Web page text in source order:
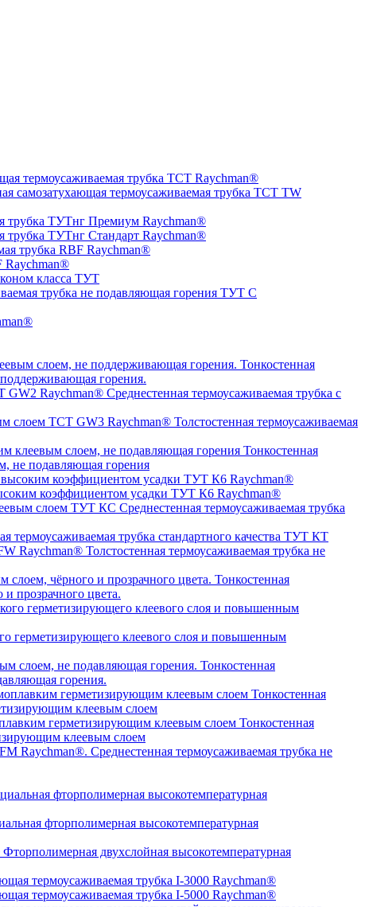
термоусаживаемая трубка ТCT Raychman®
самозатухающая термоусаживаемая трубка ТCT TW
трубка ТУТнг Премиум Raychman®
трубка ТУТнг Стандарт Raychman®
трубка RBF Raychman®
Raychman®
класса ТУТ
трубка не подавляющая горения ТУТ С
Тонкостенная
горения.
Среднестенная термоусаживаемая трубка c
Толстостенная термоусаживаемая
Тонкостенная
не подавляющая горения
коэффициентом усадки ТУТ К6 Raychman®
Среднестенная термоусаживаемая трубка
термоусаживаемая трубка стандартного качества ТУТ КТ
Толстостенная термоусаживаемая трубка не
Тонкостенная
прозрачного цвета.
герметизирующего клеевого слоя и повышенным
Тонкостенная
горения.
Тонкостенная
клеевым слоем
Тонкостенная
клеевым слоем
Среднестенная термоусаживаемая трубка не
фторполимерная высокотемпературная
фторполимерная высокотемпературная
Фторполимерная двухслойная высокотемпературная
термоусаживаемая трубка I-3000 Raychman®
термоусаживаемая трубка I-5000 Raychman®